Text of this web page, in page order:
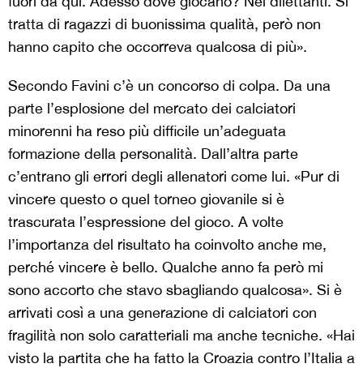
tratta di ragazzi di buonissima qualità, però non
hanno capito che occorreva qualcosa di più».
Secondo Favini c’è un concorso di colpa. Da una
parte l’esplosione del mercato dei calciatori
minorenni ha reso più difficile un’adeguata
formazione della personalità. Dall’altra parte
c’entrano gli errori degli allenatori come lui. «Pur di
vincere questo o quel torneo giovanile si è
trascurata l’espressione del gioco. A volte
l’importanza del risultato ha coinvolto anche me,
perché vincere è bello. Qualche anno fa però mi
sono accorto che stavo sbagliando qualcosa». Si è
arrivati così a una generazione di calciatori con
fragilità non solo caratteriali ma anche tecniche. «Hai
visto la partita che ha fatto la Croazia contro l’Italia a